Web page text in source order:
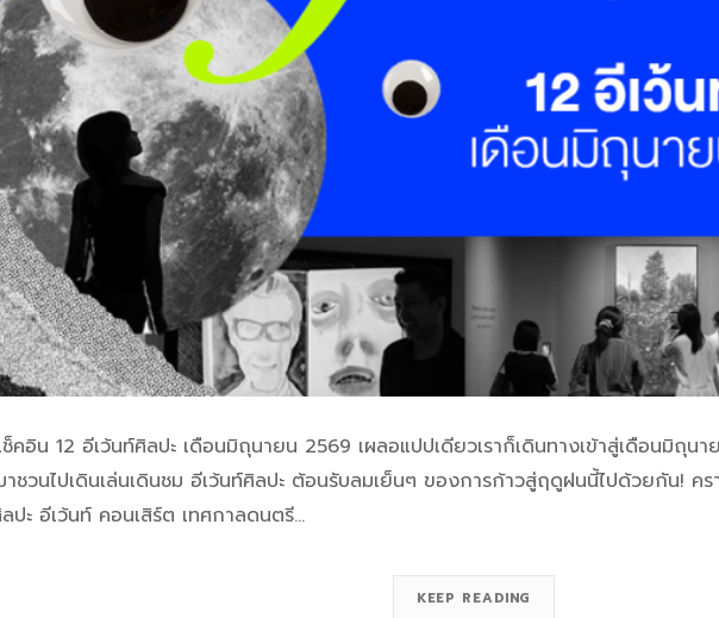
คอิน 12 อีเว้นท์ศิลปะ เดือนมิถุนายน 2569 เผลอแปปเดียวเราก็เดินทางเข้าสู่เดือนมิถุน
าชวนไปเดินเล่นเดินชม อีเว้นท์ศิลปะ ต้อนรับลมเย็นๆ ของการก้าวสู่ฤดูฝนนี้ไปด้วยกัน! ค
ปะ อีเว้นท์ คอนเสิร์ต เทศกาลดนตรี…
KEEP READING